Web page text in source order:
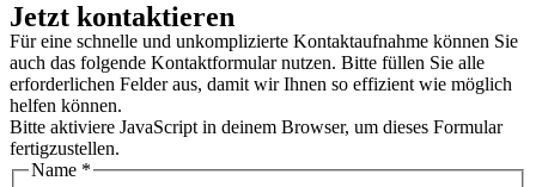
Jetzt kontaktieren
Für eine schnelle und unkomplizierte Kontaktaufnahme können Sie
auch das folgende Kontaktformular nutzen. Bitte füllen Sie alle
erforderlichen Felder aus, damit wir Ihnen so effizient wie möglich
helfen können.
Bitte aktiviere JavaScript in deinem Browser, um dieses Formular
fertigzustellen.
Name *